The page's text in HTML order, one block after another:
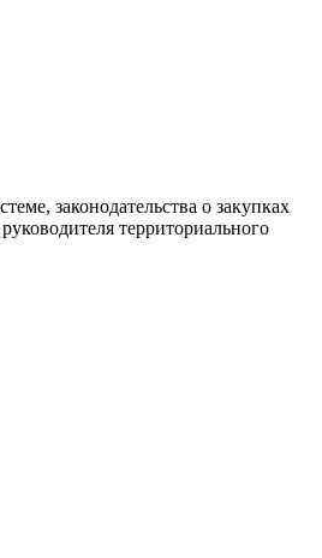
законодательства о закупках
территориального